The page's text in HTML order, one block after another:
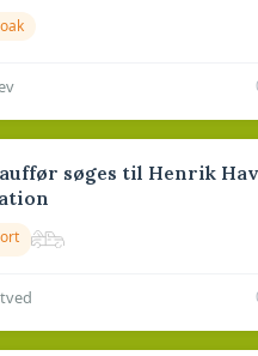
søges til Henrik